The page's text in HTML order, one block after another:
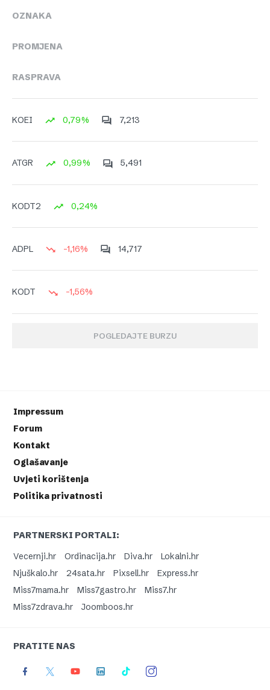
OZNAKA
PROMJENA
RASPRAVA
KOEI 0,79% 7,213
ATGR 0,99% 5,491
KODT2 0,24%
ADPL -1,16% 14,717
KODT -1,56%
POGLEDAJTE BURZU
Impressum
Forum
Kontakt
Oglašavanje
Uvjeti korištenja
Politika privatnosti
PARTNERSKI PORTALI:
Vecernji.hr
Ordinacija.hr Diva.hr
Lokalni.hr
Njuškalo.hr
24sata.hr Pixsell.hr
Express.hr
Miss7mama.hr
Miss7gastro.hr
Miss7.hr
Miss7zdrava.hr
Joomboos.hr
PRATITE NAS